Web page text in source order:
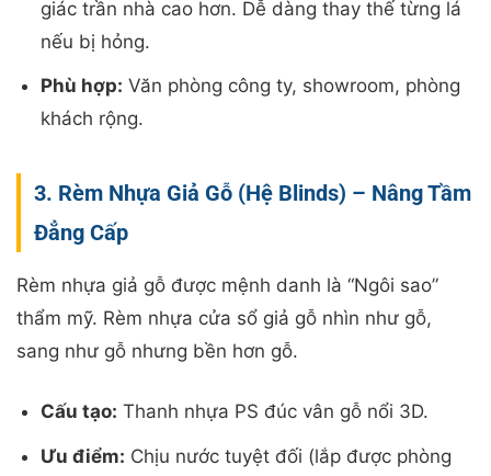
giác trần nhà cao hơn. Dễ dàng thay thế từng lá
nếu bị hỏng.
Phù hợp: Văn phòng công ty, showroom, phòng
khách rộng.
3. Rèm Nhựa Giả Gỗ (Hệ Blinds) – Nâng Tầm
Đẳng Cấp
Rèm nhựa giả gỗ được mệnh danh là “Ngôi sao”
thẩm mỹ. Rèm nhựa cửa sổ giả gỗ nhìn như gỗ,
sang như gỗ nhưng bền hơn gỗ.
Cấu tạo: Thanh nhựa PS đúc vân gỗ nổi 3D.
Ưu điểm: Chịu nước tuyệt đối (lắp được phòng